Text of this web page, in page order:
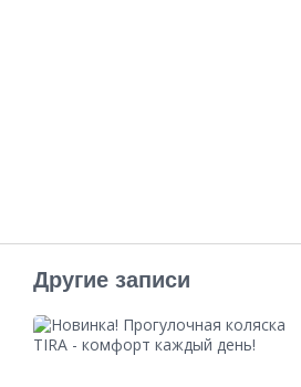
Другие записи